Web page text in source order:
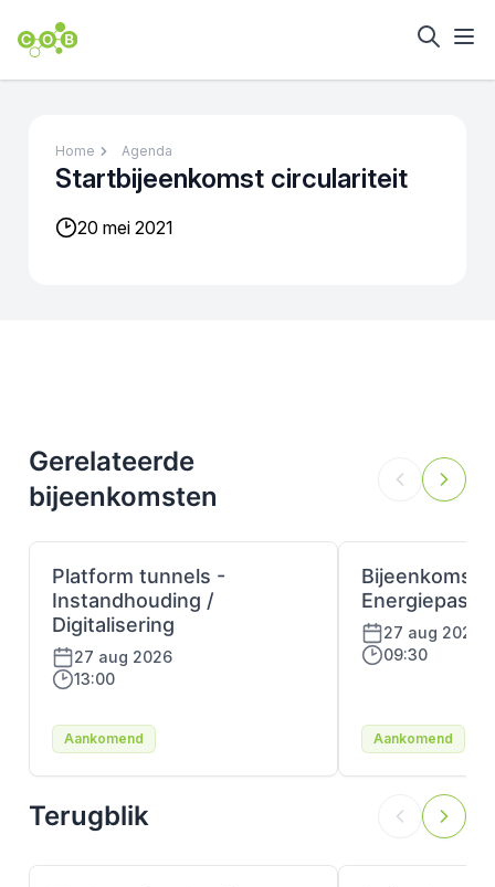
Home Agenda
Startbijeenkomst circulariteit
20 mei 2021
Gerelateerde
bijeenkomsten
Platform tunnels -
Instandhouding /
Digitalisering
27 aug 2026
13:00
Aankomend
Bijeenkomst
27 aug 2026
09:30
Aankomend
Terugblik